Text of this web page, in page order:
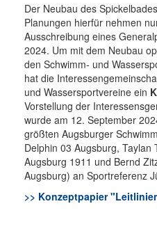
Der Neubau des
Planungen hierfür nehmen
Ausschreibung eines
2024. Um mit dem Neubau
den Schwimm- und
hat die
und Wassersportvereine ein
Vorstellung der
wurde am 12. September
größten Augsburger
Delphin 03 Augsburg, Taylan
Augsburg 1911 und Bernd
Augsburg) an Sportreferenz
>> Konzeptpapier